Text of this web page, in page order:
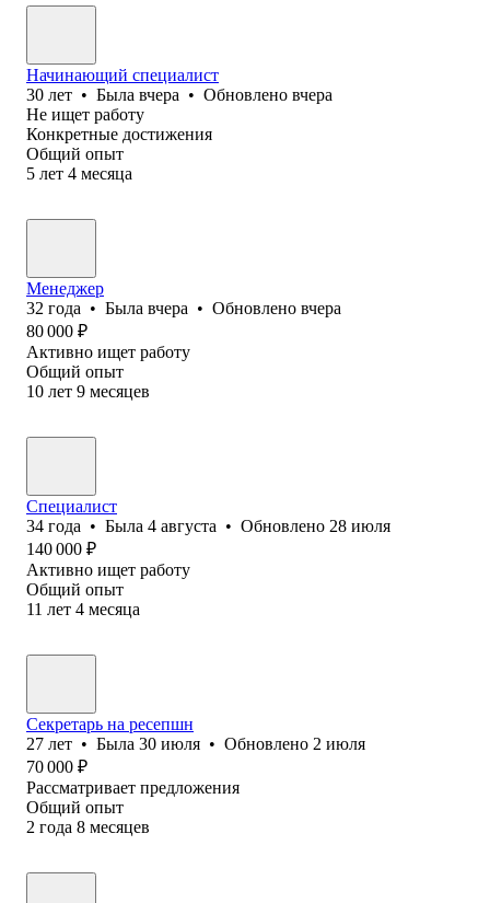
Начинающий специалист
30 лет • Была вчера • Обновлено вчера
Не ищет работу
Конкретные достижения
Общий опыт
5 лет 4 месяца
Менеджер
32 года • Была вчера • Обновлено вчера
80 000 ₽
Активно ищет работу
Общий опыт
10 лет 9 месяцев
Специалист
34 года • Была 4 августа • Обновлено 28 июля
140 000 ₽
Активно ищет работу
Общий опыт
11 лет 4 месяца
Секретарь на ресепшн
27 лет • Была 30 июля • Обновлено 2 июля
70 000 ₽
Рассматривает предложения
Общий опыт
2 года 8 месяцев